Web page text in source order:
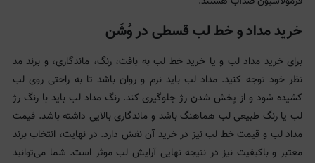
خرید مداد و خط لب قسطی در وُشَن
برای خرید مداد لب و یا خرید خط لب به بافت، رنگ، ماندگاری، و برند مد
نظر خود توجه کنید. مداد لب باید نرم و روان باشد تا به راحتی روی لب
کشیده شود و از پخش شدن رژ جلوگیری کند. رنگ مداد لب باید با رنگ رژ
لب یا رنگ طبیعی لب هماهنگ باشد و ماندگاری بالایی داشته باشد. قیمت
مداد لب و قیمت خط لب نیز در خرید آن نقش دارد. در نهایت، انتخاب برند
معتبر و باکیفیت نیز در نتیجه نهایی آرایش لب موثر است. شما می‌توانید